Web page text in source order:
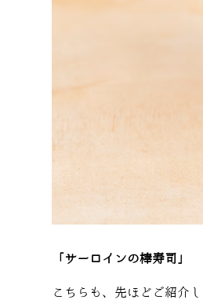
「サーロインの棒寿司」
こちらも、先ほどご紹介